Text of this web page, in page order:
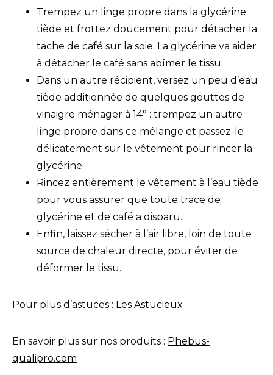
Trempez un linge propre dans la glycérine
tiède et frottez doucement pour détacher la
tache de café sur la soie. La glycérine va aider
à détacher le café sans abîmer le tissu.
Dans un autre récipient, versez un peu d’eau
tiède additionnée de quelques gouttes de
vinaigre ménager à 14° : trempez un autre
linge propre dans ce mélange et passez-le
délicatement sur le vêtement pour rincer la
glycérine.
Rincez entièrement le vêtement à l’eau tiède
pour vous assurer que toute trace de
glycérine et de café a disparu.
Enfin, laissez sécher à l’air libre, loin de toute
source de chaleur directe, pour éviter de
déformer le tissu.
Pour plus d’astuces : Les Astucieux
En savoir plus sur nos produits : Phebus-
qualipro.com